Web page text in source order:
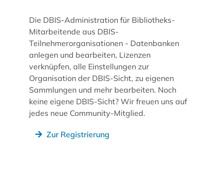
Die DBIS-Administration für Bibliotheks-
Mitarbeitende aus DBIS-
Teilnehmerorganisationen - Datenbanken
anlegen und bearbeiten, Lizenzen
verknüpfen, alle Einstellungen zur
Organisation der DBIS-Sicht, zu eigenen
Sammlungen und mehr bearbeiten. Noch
keine eigene DBIS-Sicht? Wir freuen uns auf
jedes neue Community-Mitglied.
Zur Registrierung